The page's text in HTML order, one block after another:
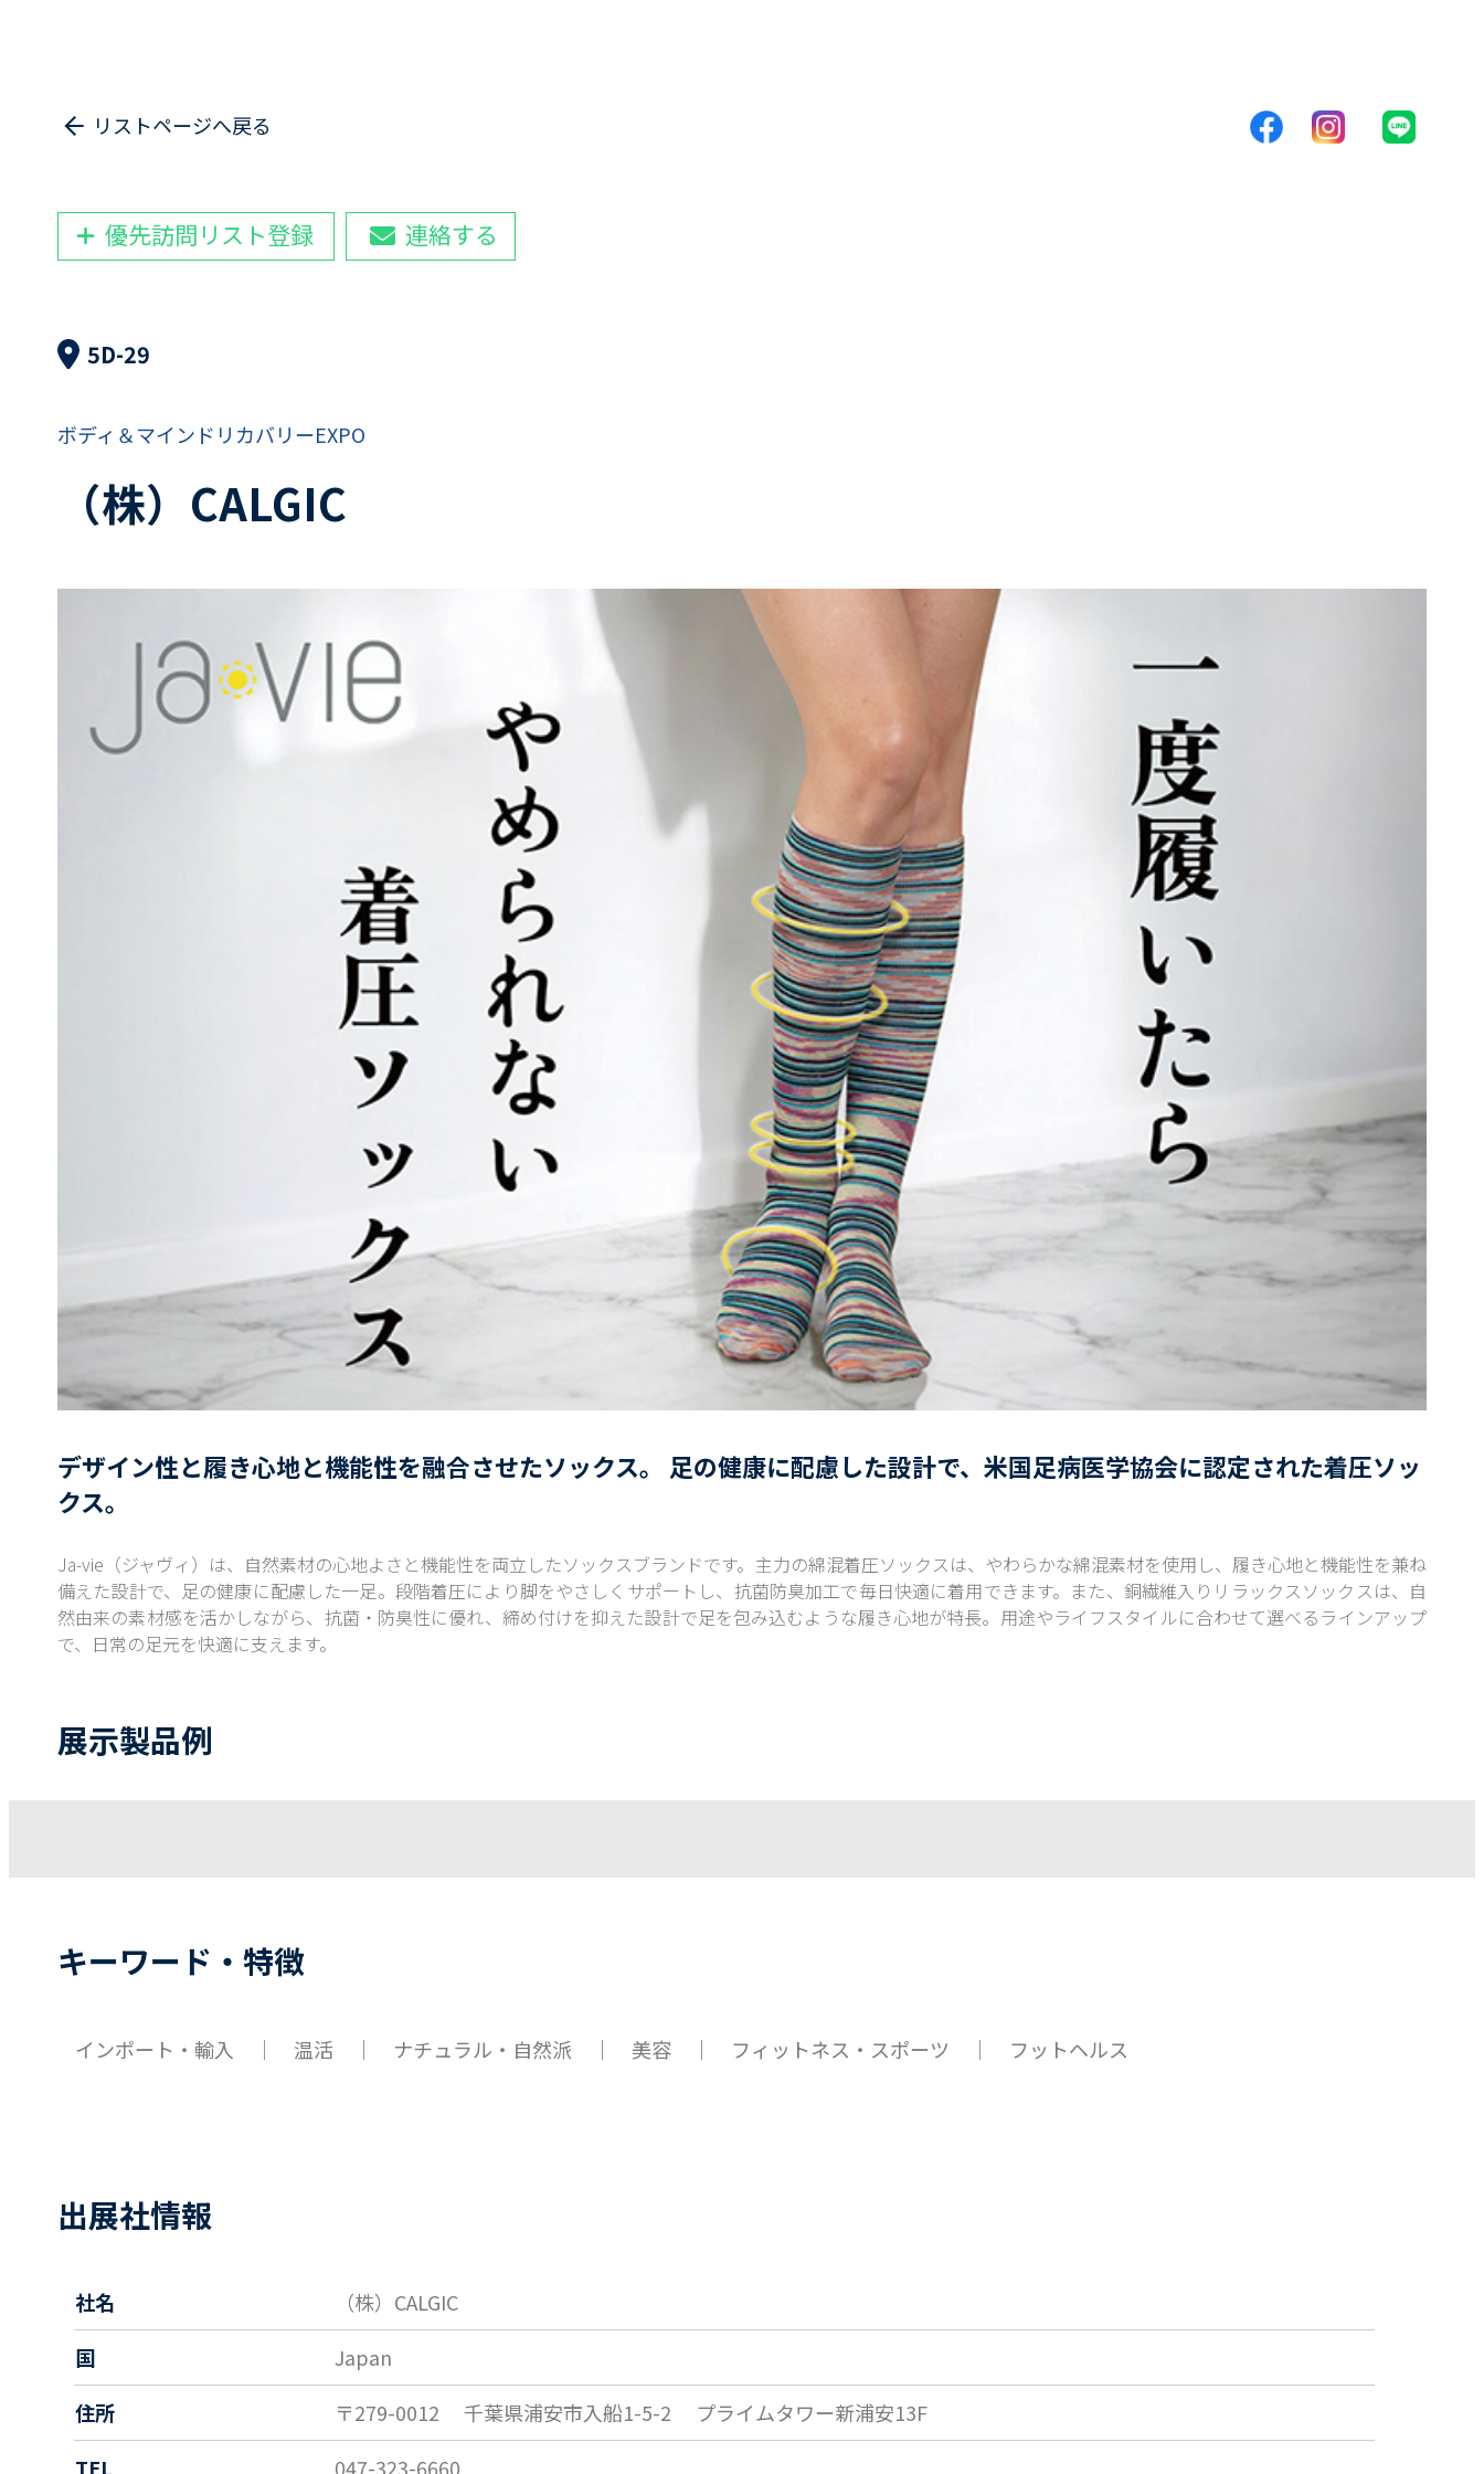
リストページへ戻る
優先訪問リスト登録 連絡する
5D-29
ボディ＆マインドリカバリーEXPO
（株）CALGIC
デザイン性と履き心地と機能性を融合させたソックス。 足の健康に配慮した設計で、米国足病医学協会に認定された着圧ソッ
クス。
Ja-vie（ジャヴィ）は、自然素材の心地よさと機能性を両立したソックスブランドです。主力の綿混着圧ソックスは、やわらかな綿混素材を使用し、履き心地と機能性を兼ね
備えた設計で、足の健康に配慮した一足。段階着圧により脚をやさしくサポートし、抗菌防臭加工で毎日快適に着用できます。また、銅繊維入りリラックスソックスは、自
然由来の素材感を活かしながら、抗菌・防臭性に優れ、締め付けを抑えた設計で足を包み込むような履き心地が特長。用途やライフスタイルに合わせて選べるラインアップ
で、日常の足元を快適に支えます。
展示製品例
キーワード・特徴
インポート・輸入 ｜ 温活 ｜ ナチュラル・自然派 ｜ 美容 ｜ フィットネス・スポーツ ｜ フットヘルス
出展社情報
社名
（株）CALGIC
国
Japan
住所
〒279-0012 千葉県浦安市入船1-5-2 プライムタワー新浦安13F
TEL
047-323-6660